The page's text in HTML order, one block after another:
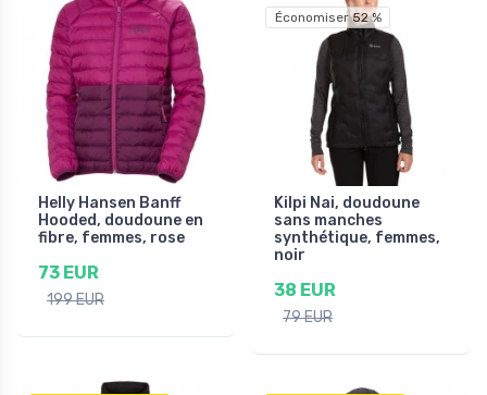
Helly Hansen Banff
Hooded, doudoune en
fibre, femmes, rose
73 EUR
199 EUR
Économiser 52 %
Kilpi Nai, doudoune
sans manches
synthétique, femmes,
noir
38 EUR
79 EUR